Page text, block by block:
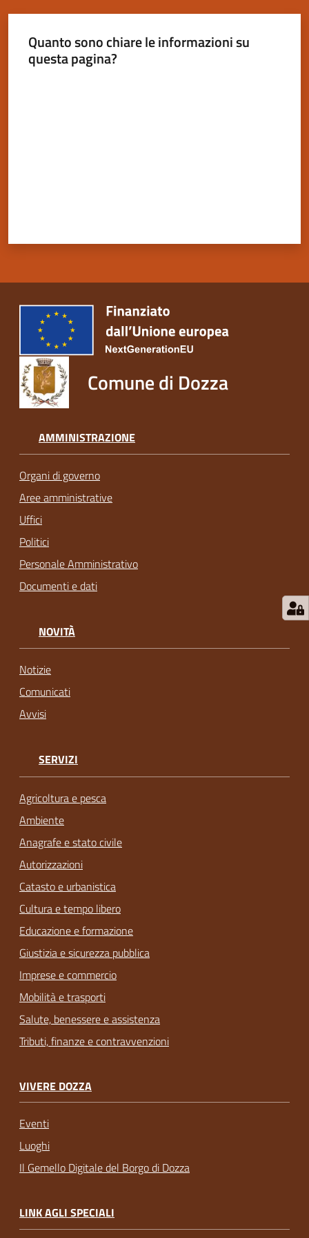
Servizi
Quanto sono chiare le informazioni su
questa pagina?
Comune di Dozza
AMMINISTRAZIONE
Organi di governo
Aree amministrative
Uffici
Politici
Personale Amministrativo
Documenti e dati
NOVITÀ
Notizie
Comunicati
Avvisi
SERVIZI
Agricoltura e pesca
Ambiente
Anagrafe e stato civile
Autorizzazioni
Catasto e urbanistica
Cultura e tempo libero
Educazione e formazione
Giustizia e sicurezza pubblica
Imprese e commercio
Mobilità e trasporti
Salute, benessere e assistenza
Tributi, finanze e contravvenzioni
VIVERE DOZZA
Eventi
Luoghi
Il Gemello Digitale del Borgo di Dozza
LINK AGLI SPECIALI